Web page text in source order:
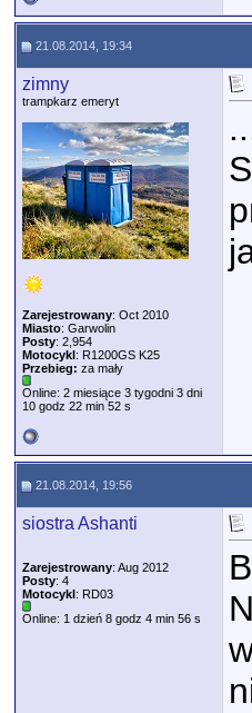
21.08.2014, 19:34
zimny
trampkarz emeryt
Zarejestrowany: Oct 2010
Miasto: Garwolin
Posty: 2,954
Motocykl: R1200GS K25
Przebieg: za mały
Online: 2 miesiące 3 tygodni 3 dni
10 godz 22 min 52 s
21.08.2014, 19:56
siostra Ashanti
Zarejestrowany: Aug 2012
Posty: 4
Motocykl: RD03
Online: 1 dzień 8 godz 4 min 56 s